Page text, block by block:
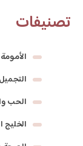
تصنيفات
الحب
الخليج